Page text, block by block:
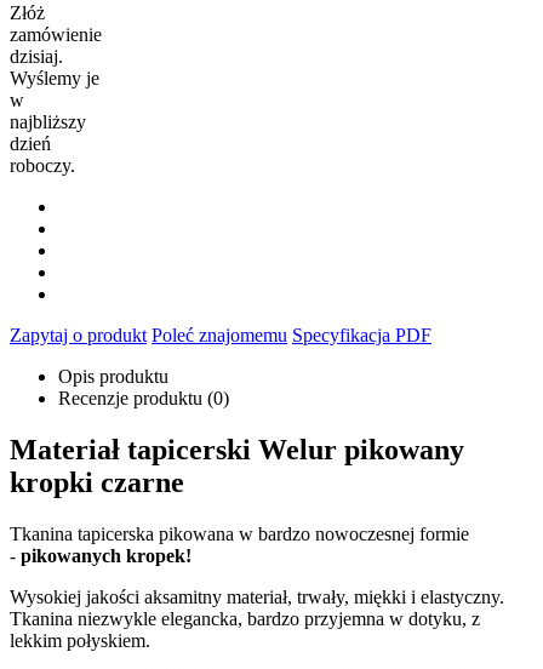
Złóż
zamówienie
dzisiaj.
Wyślemy je
w
najbliższy
dzień
roboczy.
Zapytaj o produkt Poleć znajomemu Specyfikacja PDF
Opis produktu
Recenzje produktu (0)
Materiał tapicerski Welur pikowany
kropki czarne
Tkanina tapicerska pikowana w bardzo nowoczesnej formie
- pikowanych kropek!
Wysokiej jakości aksamitny materiał, trwały, miękki i elastyczny.
Tkanina niezwykle elegancka, bardzo przyjemna w dotyku, z
lekkim połyskiem.